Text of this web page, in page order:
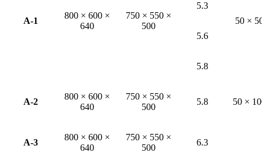
A-1
800 × 600 ×
640
750 × 550 ×
500
50 ×
5.3
5.6
5.8
A-2
800 × 600 ×
640
750 × 550 ×
500
5.8 50 ×
A-3
800 × 600 ×
640
750 × 550 ×
500
6.3